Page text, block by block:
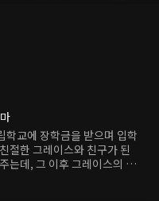
학교에 장학금을 받으며 입학
절한 그레이스와 친구가 된
는데, 그 이후 그레이스의 남
못하게 규모도 커지고 조직
생 뱅크의 제보로 들통나고,